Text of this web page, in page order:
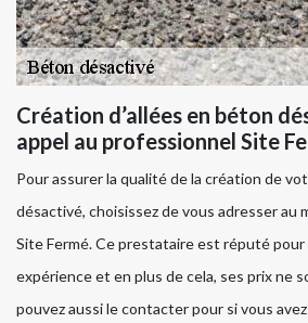
Création d’allées en béton
appel au professionnel Site
Pour assurer la qualité de la création de
désactivé, choisissez de vous adresser au
Site Fermé. Ce prestataire est réputé
expérience et en plus de cela, ses prix ne
pouvez aussi le contacter pour si vous